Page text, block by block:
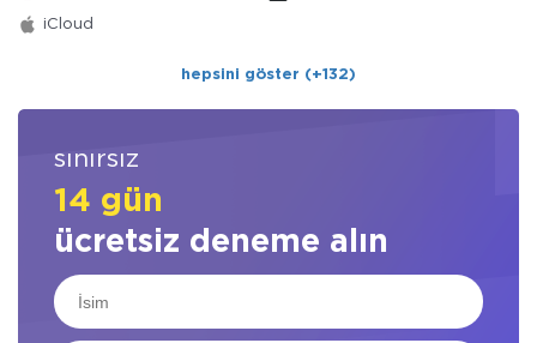
iCloud
hepsini göster (+132)
sınırsız
14 gün
ücretsiz deneme alın